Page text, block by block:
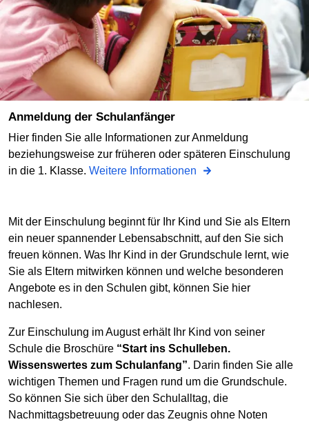
Anmeldung der Schulanfänger
Hier finden Sie alle Informationen zur Anmeldung
beziehungsweise zur früheren oder späteren Einschulung
in die 1. Klasse. Weitere Informationen
Mit der Einschulung beginnt für Ihr Kind und Sie als Eltern
ein neuer spannender Lebensabschnitt, auf den Sie sich
freuen können. Was Ihr Kind in der Grundschule lernt, wie
Sie als Eltern mitwirken können und welche besonderen
Angebote es in den Schulen gibt, können Sie hier
nachlesen.
Zur Einschulung im August erhält Ihr Kind von seiner
Schule die Broschüre “Start ins Schulleben.
Wissenswertes zum Schulanfang”. Darin finden Sie alle
wichtigen Themen und Fragen rund um die Grundschule.
So können Sie sich über den Schulalltag, die
Nachmittagsbetreuung oder das Zeugnis ohne Noten